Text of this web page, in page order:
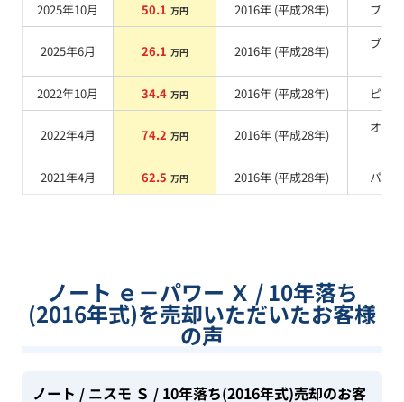
2025年10月
50.1 万円 2016年 (平成28年) ブルー
2025年6月 26.1 万円 2016年 (平成28年)
ブラ
2022年10月
34.4 万円 2016年 (平成28年) ピンク
2022年4月 74.2 万円 2016年 (平成28年)
オレ
2021年4月
62.5 万円 2016年 (平成28年) パール
ノート ｅ－パワー Ｘ / 10年落ち
(2016年式)を売却いただいたお客様
の声
ノート / ニスモ Ｓ / 10年落ち(2016年式)売却のお客